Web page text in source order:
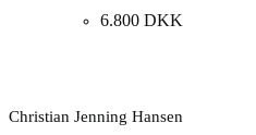
6.800 DKK
Christian Jenning Hansen